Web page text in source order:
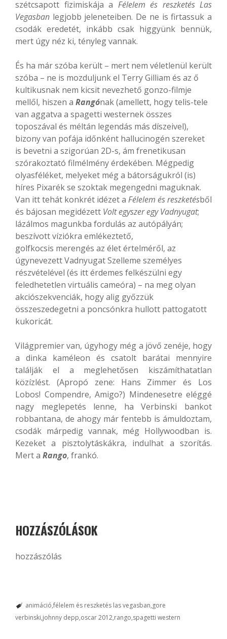
szétcsapott fizimiskája a Félelem és reszketés Las
Vegasban legjobb jeleneteiben. De ne is firtassuk a
csodák eredetét, inkább csak higgyünk bennük,
mert úgy néz ki, tényleg vannak.
És ha már szóba került – mert nem véletlenül került
szóba – ne is mozduljunk el Terry Gilliam és az ő
kultikusnak nem kicsit nevezhető gonzo-filmje
mellől, hiszen a Rangónak (amellett, hogy telis-tele
van aggatva a spagetti westernek összes
toposzával és méltán legendás más díszeivel),
bizony van pofája időnként hallucinogén szereket
is bevetni a szigorúan 2D-s, ám frenetikusan
szórakoztató filmélmény érdekében. Mégpedig
olyasféléket, melyeket még a bátorságukról (is)
híres Pixarék se szoktak megengedni maguknak.
Van itt tehát konkrét idézet a Félelem és reszketésből
és bájosan megidézett Volt egyszer egy Vadnyugat;
lázálmos magunkba fordulás az autópályán;
beszívott víziókra emlékeztető,
golfkocsis merengés az élet értelméről, az
úgynevezett Vadnyugat Szelleme személyes
részvételével (és itt érdemes felkészülni egy
feledhetetlen virtuális cameóra) – na meg olyan
akciószekvenciák, hogy alig győzzük
összeszedegetni a poncsónkra hullott pattogatott
kukoricát.
Világpremier van, úgyhogy még a jövő zenéje, hogy
a dinka kaméleon és csatolt barátai mennyire
találják el a meglehetősen kiszámíthatatlan
közízlést. (Apropó zene: Hans Zimmer és Los
Lobos! Compendre, Amigo?) Mindenesetre eléggé
nagy meglepetés lenne, ha Verbinski bankot
robbantana, de ahogy már fentebb is ámuldoztam,
csodák márpedig vannak, még Hollywoodban is.
Kezeket a pisztolytáskákra, indulhat a szorítás.
Mert a Rango, frankó.
HOZZÁSZÓLÁSOK
hozzászólás
animáció félelem és reszketés las vegasban gore
verbinski johnny depp oscar 2012 rango spagetti western